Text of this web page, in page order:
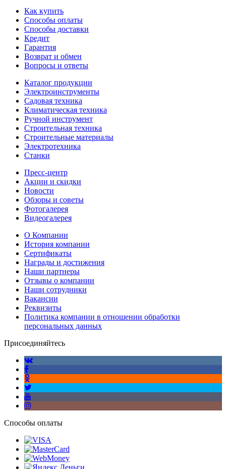
Как купить
Способы оплаты
Способы доставки
Кредит
Гарантия
Возврат и обмен
Вопросы и ответы
Каталог продукции
Электроинструменты
Садовая техника
Климатическая техника
Ручной инструмент
Строительная техника
Строительные материалы
Электротехника
Станки
Пресс-центр
Акции и скидки
Новости
Обзоры и советы
Фотогалерея
Видеогалерея
О Компании
История компании
Сертификаты
Награды и достижения
Наши партнеры
Отзывы о компании
Наши сотрудники
Вакансии
Реквизиты
Политика компании в отношении обработки
персональных данных
Присоединяйтесь
Способы оплаты